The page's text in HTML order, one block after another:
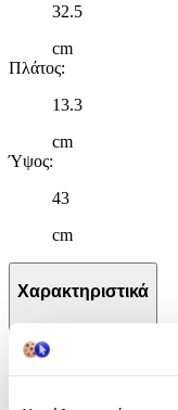
32.5
cm
Πλάτος:
13.3
cm
Ύψος:
43
cm
Χαρακτηριστικά
+